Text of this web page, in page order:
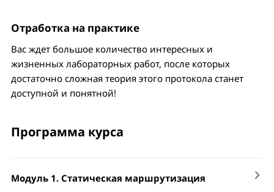
Отработка на практике
Вас ждет большое количество интересных и
жизненных лабораторных работ, после которых
достаточно сложная теория этого протокола станет
доступной и понятной!
Программа курса
Модуль 1. Статическая маршрутизация